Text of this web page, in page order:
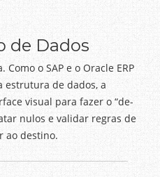
de Dados
o SAP e o Oracle ERP
estrutura de dados, a
visual para fazer o “de-
nulos e validar regras de
ao destino.